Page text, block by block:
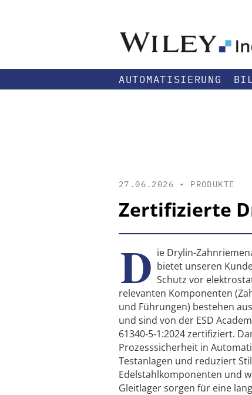
AUTOMATISIERUNG
27.06.2026 • PRODUKTE
Zertifizierte
D ie Drylin-
bietet unseren
Schutz vor
relevanten Komponenten
und Führungen) bestehen
und sind von der ESD
61340‑5‑1:2024 zertifiziert.
Prozesssicherheit in
Testanlagen und reduziert
Edelstahlkomponenten und
Gleitlager sorgen für eine